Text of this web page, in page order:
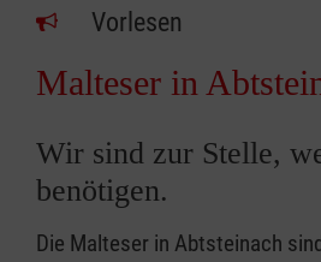
Vorlesen
Malteser in
Wir sind zur Stelle,
benötigen.
Die Malteser in Abtsteinach